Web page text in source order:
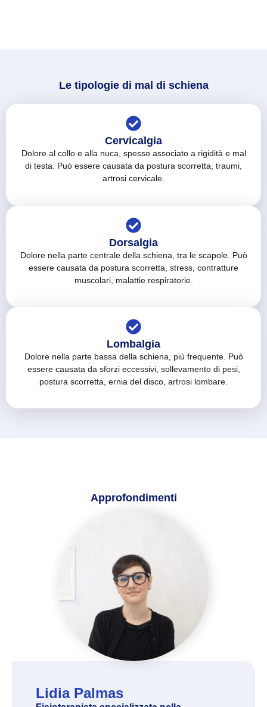
Le tipologie di mal di schiena
Cervicalgia
Dolore al collo e alla nuca, spesso associato a rigidità e mal
di testa. Può essere causata da postura scorretta, traumi,
artrosi cervicale.
Dorsalgia
Dolore nella parte centrale della schiena, tra le scapole. Può
essere causata da postura scorretta, stress, contratture
muscolari, malattie respiratorie.
Lombalgia
Dolore nella parte bassa della schiena, più frequente. Può
essere causata da sforzi eccessivi, sollevamento di pesi,
postura scorretta, ernia del disco, artrosi lombare.
Approfondimenti
Lidia Palmas